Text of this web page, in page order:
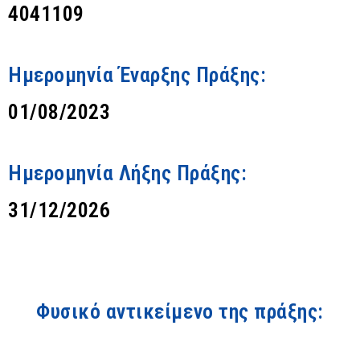
4041109
Ημερομηνία Έναρξης Πράξης:
01/08/2023
Ημερομηνία Λήξης Πράξης:
31/12/2026
Φυσικό αντικείμενο της πράξης: